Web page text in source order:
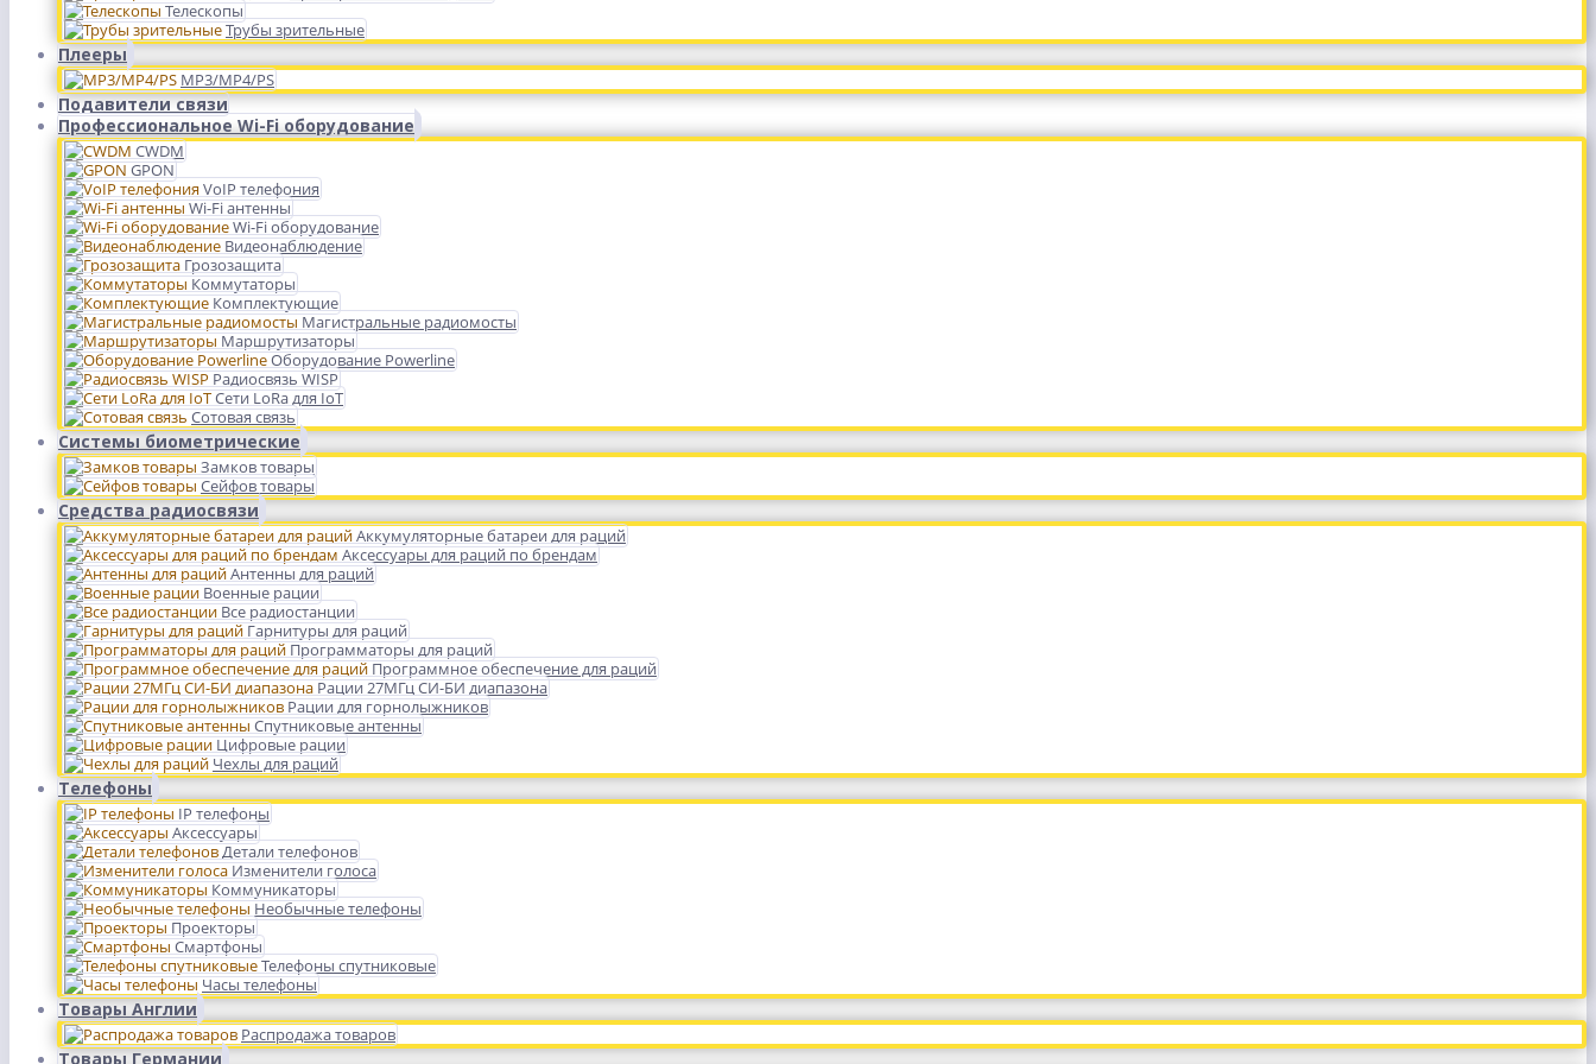
Телескопы
Трубы зрительные
Плееры
MP3/MP4/PS
Подавители связи
Профессиональное Wi-Fi оборудование
CWDM
GPON
VoIP телефония
Wi-Fi антенны
Wi-Fi оборудование
Видеонаблюдение
Грозозащита
Коммутаторы
Комплектующие
Магистральные радиомосты
Маршрутизаторы
Оборудование Powerline
Радиосвязь WISP
Сети LoRa для IoT
Сотовая связь
Системы биометрические
Замков товары
Сейфов товары
Средства радиосвязи
Аккумуляторные батареи для раций
Аксессуары для раций по брендам
Антенны для раций
Военные рации
Все радиостанции
Гарнитуры для раций
Программаторы для раций
Программное обеспечение для раций
Рации 27МГц СИ-БИ диапазона
Рации для горнолыжников
Спутниковые антенны
Цифровые рации
Чехлы для раций
Телефоны
IP телефоны
Аксессуары
Детали телефонов
Изменители голоса
Коммуникаторы
Необычные телефоны
Проекторы
Смартфоны
Телефоны спутниковые
Часы телефоны
Товары Англии
Распродажа товаров
Товары Германии